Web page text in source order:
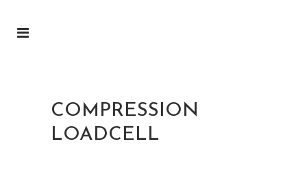
COMPRESSION
LOADCELL